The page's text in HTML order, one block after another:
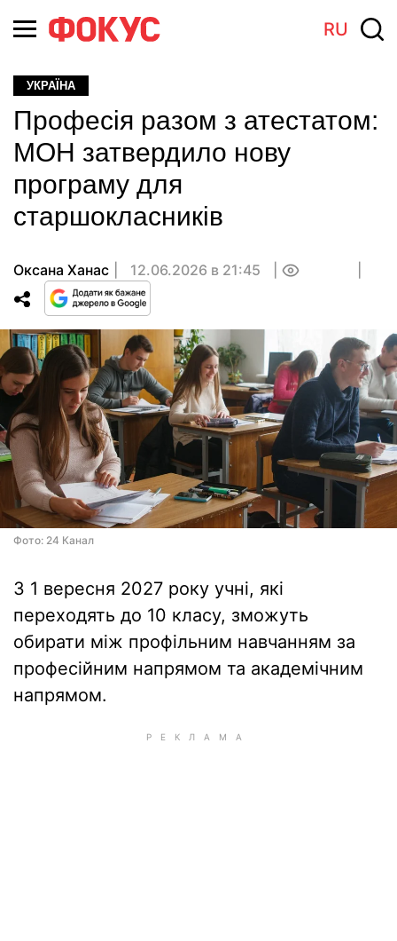
RU
УКРАЇНА
Професія разом з атестатом:
МОН затвердило нову
програму для
старшокласників
Оксана Ханас 12.06.2026 в 21:45
Фото: 24 Канал
З 1 вересня 2027 року учні, які
переходять до 10 класу, зможуть
обирати між профільним навчанням за
професійним напрямом та академічним
напрямом.